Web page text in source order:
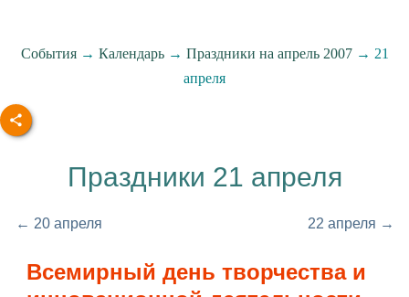
События→ Календарь→ Праздники на апрель 2007→ 21
апреля
Праздники 21 апреля
← 20 апреля 22 апреля →
Всемирный день творчества и